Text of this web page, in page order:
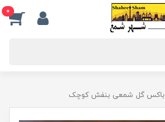
0
باکس گل شمعی بنفش کوچک